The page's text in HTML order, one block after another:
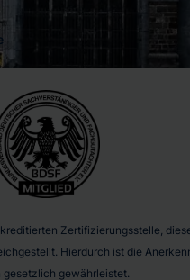
Zertifizierungsstelle,
Hierdurch ist die
gewährleistet.